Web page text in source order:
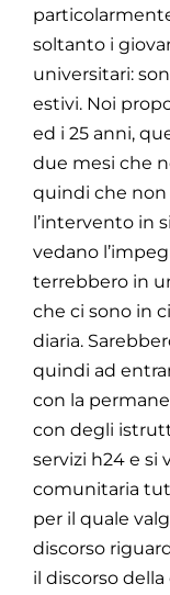
soltanto i
universitari:
estivi. Noi
ed i 25 anni,
due mesi che
quindi che
l’intervento in
vedano
terrebbero in
che ci sono in
diaria.
quindi ad
con la
con degli
servizi h24 e si
comunitaria
per il quale
discorso
il discorso